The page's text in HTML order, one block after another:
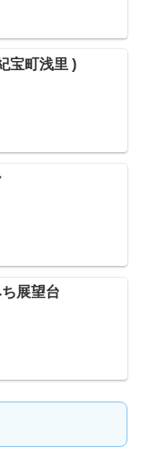
宝町浅里 )
展望台